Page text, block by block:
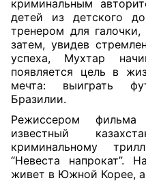
криминальным
детей из детского
тренером для
затем, увидев
успеха, Мухтар
появляется цель в
мечта: выиграть
Бразилии.
Режиссером
известный
криминальному
“Невеста напрокат”.
живет в Южной Корее,